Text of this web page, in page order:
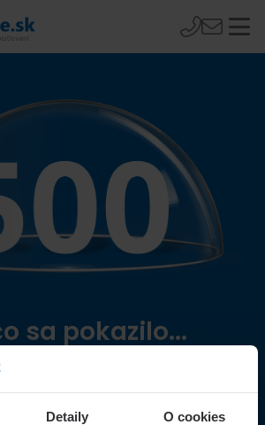
Detaily O cookies
sa pokazilo...
na úvodní stránku